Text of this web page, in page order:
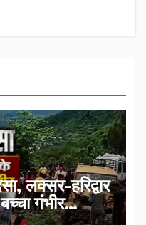
लक्सर-हरिद्वार
गंभीर